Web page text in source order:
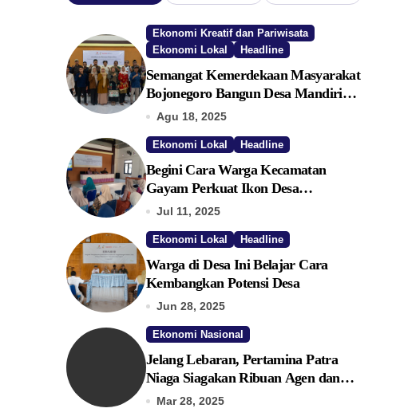
Ekonomi Kreatif dan Pariwisata
Ekonomi Lokal
Headline
Semangat Kemerdekaan Masyarakat
Bojonegoro Bangun Desa Mandiri
Ekonomi
Agu 18, 2025
Ekonomi Lokal Headline
Begini Cara Warga Kecamatan
Gayam Perkuat Ikon Desa
Penggerak Ekonomi Lokal Melalui
Jul 11, 2025
Ekonomi Lokal Headline
Warga di Desa Ini Belajar Cara
Kembangkan Potensi Desa
Jun 28, 2025
Ekonomi Nasional
Jelang Lebaran, Pertamina Patra
Niaga Siagakan Ribuan Agen dan
Pangkalan LPG 3 Kg
Mar 28, 2025